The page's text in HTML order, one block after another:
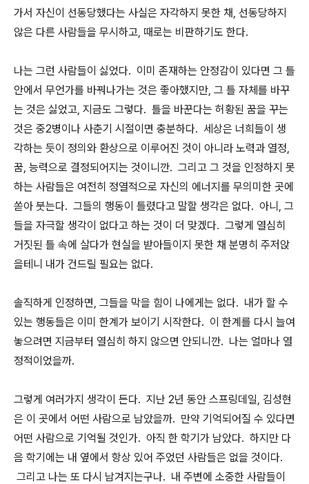
가서 자신이 선동당했다는 사실은 자각하지 못한 채, 선동당하지
않은 다른 사람들을 무시하고, 때로는 비판하기도 한다.
나는 그런 사람들이 싫었다. 이미 존재하는 안정감이 있다면 그 틀
안에서 무언가를 바꿔나가는 것은 좋아했지만, 그 틀 자체를 바꾸
는 것은 싫었고, 지금도 그렇다. 틀을 바꾼다는 허황된 꿈을 꾸는
것은 중2병이나 사춘기 시절이면 충분하다. 세상은 너희들이 생
각하는 듯이 정의와 환상으로 이루어진 것이 아니라 노력과 열정,
꿈, 능력으로 결정되어지는 것이니깐. 그리고 그 것을 인정하지 못
하는 사람들은 여전히 정열적으로 자신의 에너지를 무의미한 곳에
쏟아 붓는다. 그들의 행동이 틀렸다고 말할 생각은 없다. 아니, 그
들을 자극할 생각이 없다고 하는 것이 더 맞겠다. 그렇게 열심히
거짓된 틀 속에 살다가 현실을 받아들이지 못한 채 분명히 주저앉
을테니 내가 건드릴 필요는 없다.
솔직하게 인정하면, 그들을 막을 힘이 나에게는 없다. 내가 할 수
있는 행동들은 이미 한계가 보이기 시작한다. 이 한계를 다시 늘여
놓으려면 지금부터 열심히 하지 않으면 안되니깐. 나는 얼마나 열
정적이었을까.
그렇게 여러가지 생각이 든다. 지난 2년 동안 스프링데일, 김성현
은 이 곳에서 어떤 사람으로 남았을까. 만약 기억되어질 수 있다면
어떤 사람으로 기억될 것인가. 아직 한 학기가 남았다. 하지만 다
음 학기에는 내 옆에서 항상 있어 주었던 사람들은 없을 것이다.
그리고 나는 또 다시 남겨지는구나. 내 주변에 소중한 사람들이